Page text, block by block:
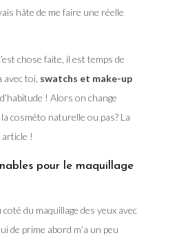
hâte de me faire une réelle
chose faite, il est temps de
toi, swatchs et make-up
! Alors on change
cosméto naturelle ou pas? La
!
pour le maquillage
du maquillage des yeux avec
de prime abord m’a un peu